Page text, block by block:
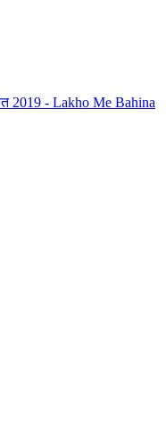
2019 - Lakho Me Bahina